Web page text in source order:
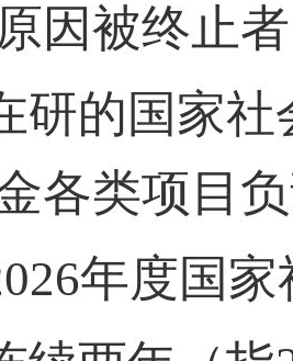
因被终止
研的国家
各类项目
年度国